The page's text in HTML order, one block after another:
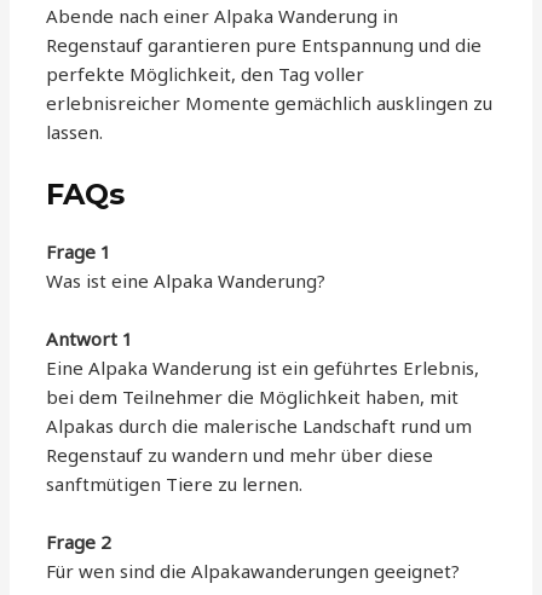
Abende nach einer Alpaka Wanderung in
Regenstauf garantieren pure Entspannung und die
perfekte Möglichkeit, den Tag voller
erlebnisreicher Momente gemächlich ausklingen zu
lassen.
FAQs
Frage 1
Was ist eine Alpaka Wanderung?
Antwort 1
Eine Alpaka Wanderung ist ein geführtes Erlebnis,
bei dem Teilnehmer die Möglichkeit haben, mit
Alpakas durch die malerische Landschaft rund um
Regenstauf zu wandern und mehr über diese
sanftmütigen Tiere zu lernen.
Frage 2
Für wen sind die Alpakawanderungen geeignet?